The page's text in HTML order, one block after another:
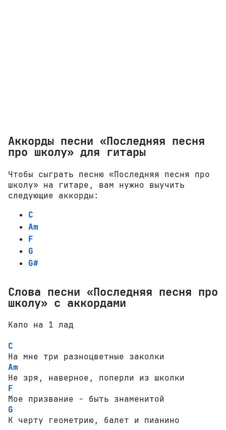
Аккорды песни «Последняя песня
про школу» для гитары
Чтобы сыграть песню «Последняя песня про
школу» на гитаре, вам нужно выучить
следующие аккорды:
C
Am
F
G
G#
Слова песни «Последняя песня про
школу» с аккордами
Капо на 1 лад
C
Am
F
G
К черту геометрию, балет и пианино